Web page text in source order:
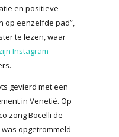
en positieve
op eenzelfde pad”,
te lezen, waar
Instagram-
gevierd met een
in Venetië. Op
zong Bocelli de
opgetrommeld